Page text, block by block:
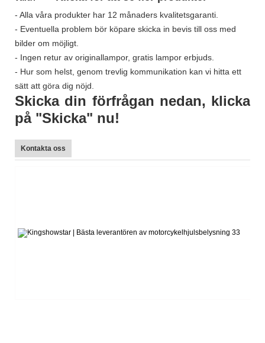
- Alla våra produkter har 12 månaders kvalitetsgaranti.
- Eventuella problem bör köpare skicka in bevis till oss med
bilder om möjligt.
- Ingen retur av originallampor, gratis lampor erbjuds.
- Hur som helst, genom trevlig kommunikation kan vi hitta ett
sätt att göra dig nöjd.
Skicka din förfrågan nedan, klicka
på "Skicka" nu!
Kontakta oss